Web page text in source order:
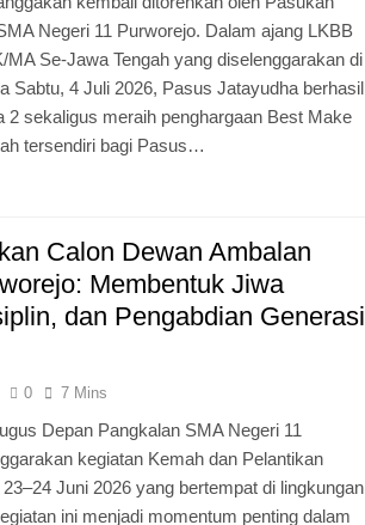
Negeri 11 Purworejo. Dalam ajang LKBB
Se-Jawa Tengah yang diselenggarakan di
Sabtu, 4 Juli 2026, Pasus Jatayudha berhasil
2 sekaligus meraih penghargaan Best Make
tersendiri bagi Pasus…
Calon Dewan Ambalan
Membentuk Jiwa
dan Pengabdian Generasi
0 7 Mins
Depan Pangkalan SMA Negeri 11
kegiatan Kemah dan Pelantikan
Juni 2026 yang bertempat di lingkungan
ini menjadi momentum penting dalam